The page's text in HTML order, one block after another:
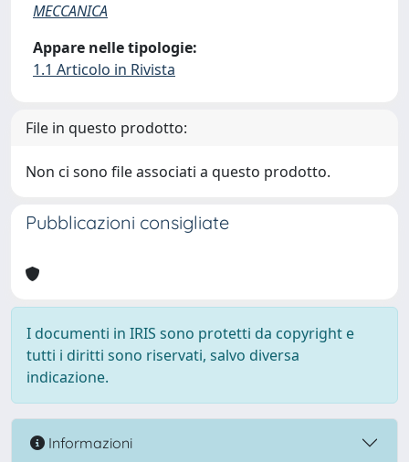
MECCANICA
Appare nelle tipologie:
1.1 Articolo in Rivista
File in questo prodotto:
Non ci sono file associati a questo prodotto.
Pubblicazioni consigliate
I documenti in IRIS sono protetti da copyright e
tutti i diritti sono riservati, salvo diversa
indicazione.
Informazioni